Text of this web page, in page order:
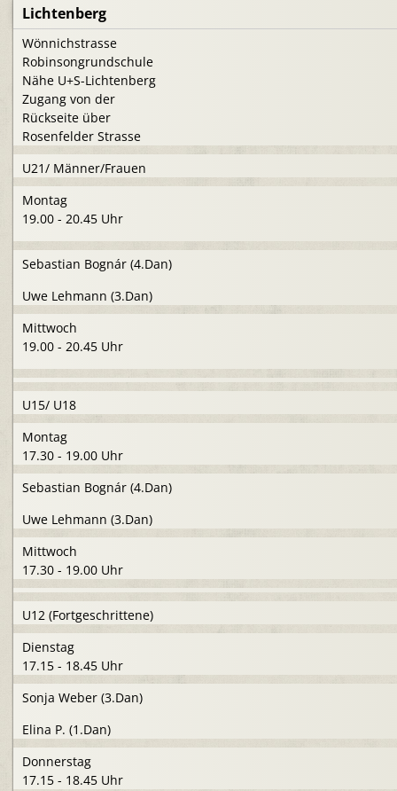
Lichtenberg
Wönnichstrasse
Robinsongrundschule
Nähe U+S-Lichtenberg
Zugang von der
Rückseite über
Rosenfelder Strasse
U21/ Männer/Frauen
Montag
19.00 - 20.45 Uhr
Sebastian Bognár (4.Dan)
Uwe Lehmann (3.Dan)
Mittwoch
19.00 - 20.45 Uhr
U15/ U18
Montag
17.30 - 19.00 Uhr
Sebastian Bognár (4.Dan)
Uwe Lehmann (3.Dan)
Mittwoch
17.30 - 19.00 Uhr
U12 (Fortgeschrittene)
Dienstag
17.15 - 18.45 Uhr
Sonja Weber (3.Dan)
Elina P. (1.Dan)
Donnerstag
17.15 - 18.45 Uhr